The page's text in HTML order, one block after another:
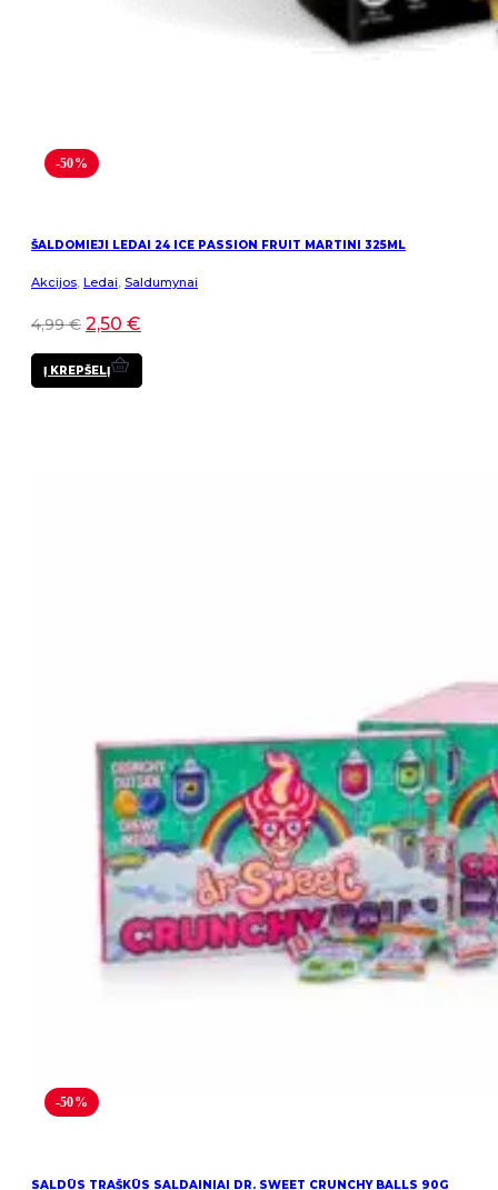
-50%
ŠALDOMIEJI LEDAI 24 ICE PASSION FRUIT MARTINI 325ML
Akcijos, Ledai, Saldumynai
4,99€ 2,50 €
Į KREPŠELĮ
-50%
SALDŪS TRAŠKŪS SALDAINIAI DR. SWEET CRUNCHY BALLS 90G